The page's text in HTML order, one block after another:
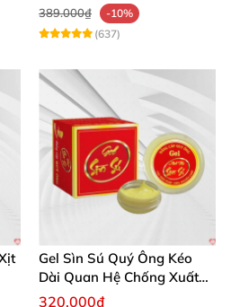
389.000₫
-10%
(637)
Gel Sìn Sú Quý Ông Kéo
Dài Quan Hệ Chống Xuất
Tinh Sớm
320.000₫